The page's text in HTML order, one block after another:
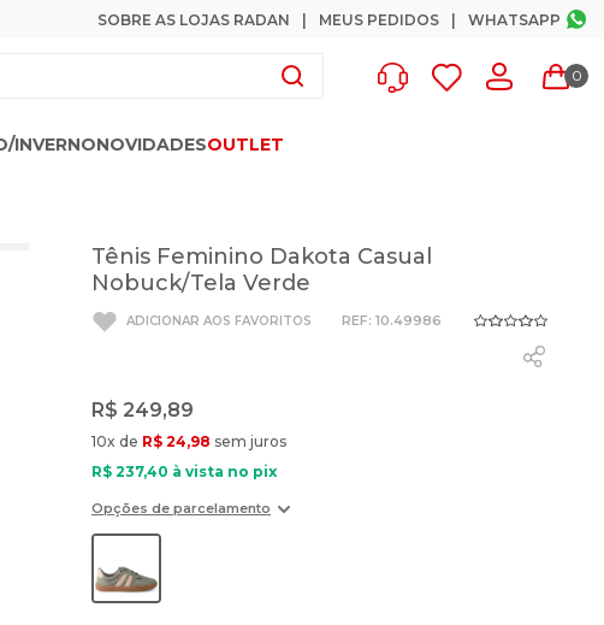
SOBRE AS LOJAS RADAN MEUS PEDIDOS WHATSAPP
0
INVERNONOVIDADESOUTLET
Tênis Feminino Dakota Casual
Nobuck/Tela Verde
: 10.49986
R$ 249,89
10x de R$ 24,98 sem juros
R$ 237,40 à vista no pix
Opções de parcelamento